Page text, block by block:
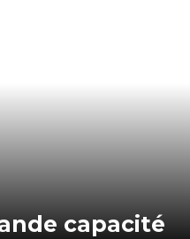
capacité